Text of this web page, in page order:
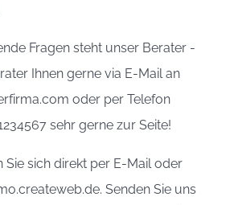
Fragen steht unser Berater -
Ihnen gerne via E-Mail an
oder per Telefon
sehr gerne zur Seite!
Sie sich direkt per E-Mail oder
Senden Sie uns